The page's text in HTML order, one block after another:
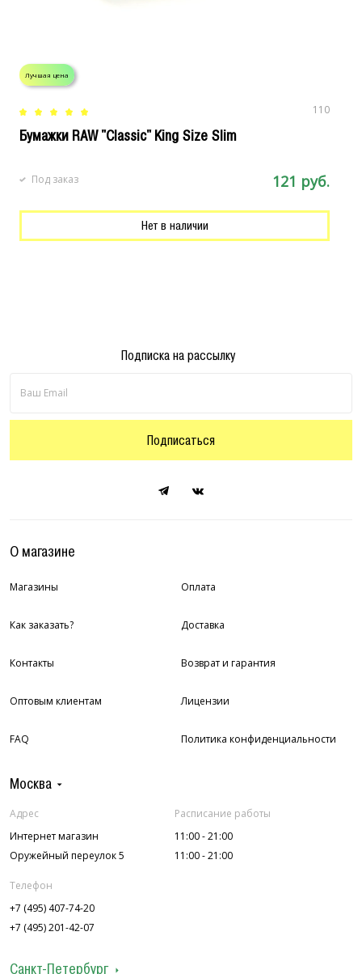
Лучшая цена
110
Бумажки RAW "Classic" King Size Slim
121 руб.
Под заказ
Нет в наличии
Подписка на рассылку
Подписаться
О магазине
Магазины Оплата
Как заказать? Доставка
Контакты Возврат и гарантия
Оптовым клиентам Лицензии
FAQ Политика конфиденциальности
Москва
Адрес
Интернет магазин
Оружейный переулок 5
Расписание работы
11:00 - 21:00
11:00 - 21:00
Телефон
+7 (495) 407-74-20
+7 (495) 201-42-07
Санкт-Петербург